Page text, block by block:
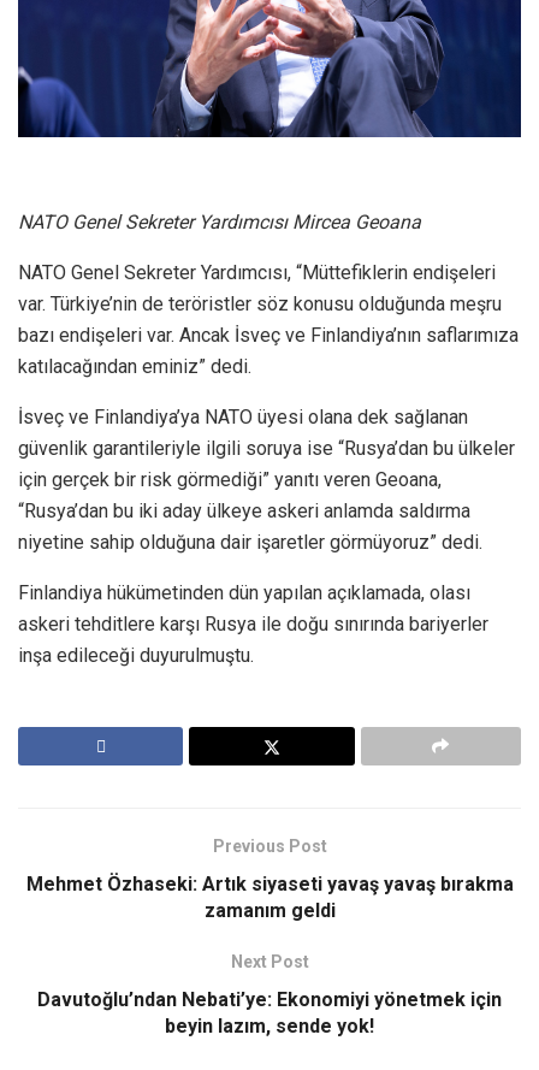
NATO Genel Sekreter Yardımcısı Mircea Geoana
NATO Genel Sekreter Yardımcısı, “Müttefiklerin endişeleri
var. Türkiye’nin de teröristler söz konusu olduğunda meşru
bazı endişeleri var. Ancak İsveç ve Finlandiya’nın saflarımıza
katılacağından eminiz” dedi.
İsveç ve Finlandiya’ya NATO üyesi olana dek sağlanan
güvenlik garantileriyle ilgili soruya ise “Rusya’dan bu ülkeler
için gerçek bir risk görmediği” yanıtı veren Geoana,
“Rusya’dan bu iki aday ülkeye askeri anlamda saldırma
niyetine sahip olduğuna dair işaretler görmüyoruz” dedi.
Finlandiya hükümetinden dün yapılan açıklamada, olası
askeri tehditlere karşı Rusya ile doğu sınırında bariyerler
inşa edileceği duyurulmuştu.
Previous Post
Mehmet Özhaseki: Artık siyaseti yavaş yavaş bırakma
zamanım geldi
Next Post
Davutoğlu’ndan Nebati’ye: Ekonomiyi yönetmek için
beyin lazım, sende yok!